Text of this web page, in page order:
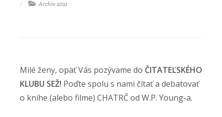
Archív 2021
Milé ženy, opäť Vás pozývame do ČITATEĽSKÉHO
KLUBU SEŽ! Poďte spolu s nami čítať a debatovať
o knihe (alebo filme) CHATRČ od W.P. Young-a.